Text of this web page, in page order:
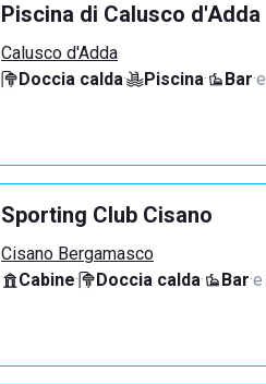
Piscina di Calusco d'Adda
Calusco d'Adda
Doccia calda· Piscina· Bar·
Sporting Club Cisano
Cisano Bergamasco
Cabine· Doccia calda· Bar·e